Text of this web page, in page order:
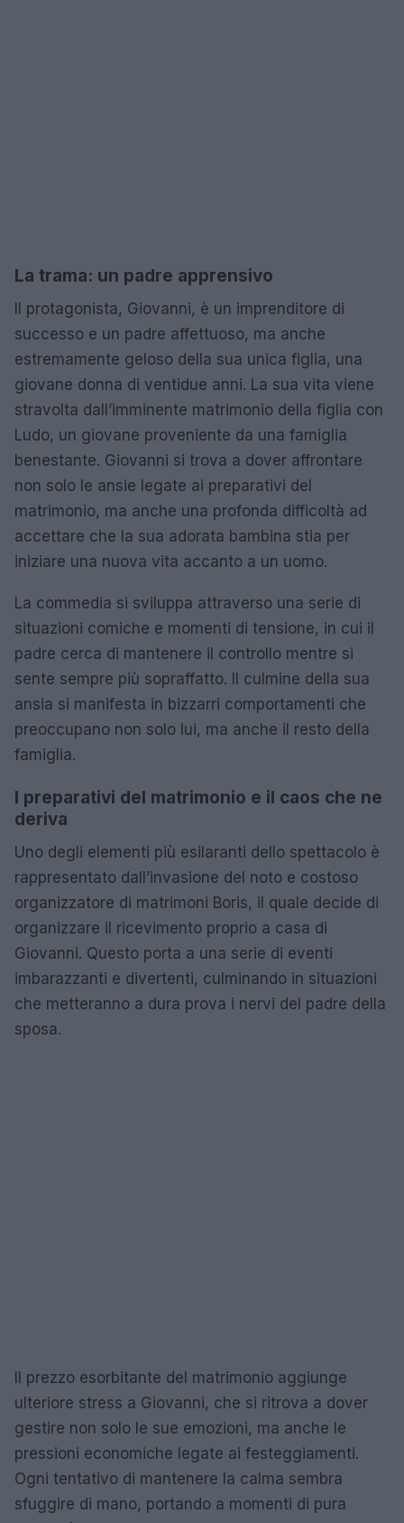
La trama: un padre apprensivo
Il protagonista, Giovanni, è un imprenditore di
successo e un padre affettuoso, ma anche
estremamente geloso della sua unica figlia, una
giovane donna di ventidue anni. La sua vita viene
stravolta dall’imminente matrimonio della figlia con
Ludo, un giovane proveniente da una famiglia
benestante. Giovanni si trova a dover affrontare
non solo le ansie legate ai preparativi del
matrimonio, ma anche una profonda difficoltà ad
accettare che la sua adorata bambina stia per
iniziare una nuova vita accanto a un uomo.
La commedia si sviluppa attraverso una serie di
situazioni comiche e momenti di tensione, in cui il
padre cerca di mantenere il controllo mentre si
sente sempre più sopraffatto. Il culmine della sua
ansia si manifesta in bizzarri comportamenti che
preoccupano non solo lui, ma anche il resto della
famiglia.
I preparativi del matrimonio e il caos che ne
deriva
Uno degli elementi più esilaranti dello spettacolo è
rappresentato dall’invasione del noto e costoso
organizzatore di matrimoni Boris, il quale decide di
organizzare il ricevimento proprio a casa di
Giovanni. Questo porta a una serie di eventi
imbarazzanti e divertenti, culminando in situazioni
che metteranno a dura prova i nervi del padre della
sposa.
Il prezzo esorbitante del matrimonio aggiunge
ulteriore stress a Giovanni, che si ritrova a dover
gestire non solo le sue emozioni, ma anche le
pressioni economiche legate ai festeggiamenti.
Ogni tentativo di mantenere la calma sembra
sfuggire di mano, portando a momenti di pura